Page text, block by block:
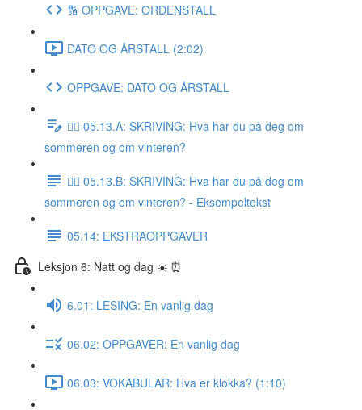
🔢 OPPGAVE: ORDENSTALL
DATO OG ÅRSTALL (2:02)
OPPGAVE: DATO OG ÅRSTALL
✍🏼 05.13.A: SKRIVING: Hva har du på deg om
sommeren og om vinteren?
✍🏼 05.13.B: SKRIVING: Hva har du på deg om
sommeren og om vinteren? - Eksempeltekst
05.14: EKSTRAOPPGAVER
Leksjon 6: Natt og dag ☀️ ⏰
6.01: LESING: En vanlig dag
06.02: OPPGAVER: En vanlig dag
06.03: VOKABULAR: Hva er klokka? (1:10)